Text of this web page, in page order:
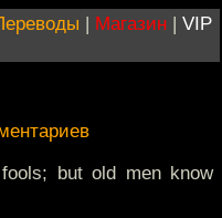
| Магазин | VIP
but old men know